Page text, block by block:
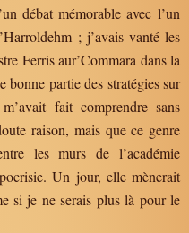
débat mémorable avec l’un
; j’avais vanté les
Ferris aur’Commara dans la
bonne partie des stratégies sur
fait comprendre sans
raison, mais que ce genre
les murs de l’académie
Un jour, elle mènerait
si je ne serais plus là pour le